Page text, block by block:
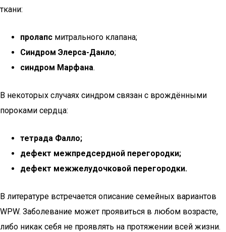
ткани:
пролапс митрального клапана;
Синдром Элерса-Данло;
синдром Марфана.
В некоторых случаях синдром связан с врождёнными
пороками сердца:
тетрада Фалло;
дефект межпредсердной перегородки;
дефект межжелудочковой перегородки.
В литературе встречается описание семейных вариантов
WPW. Заболевание может проявиться в любом возрасте,
либо никак себя не проявлять на протяжении всей жизни.